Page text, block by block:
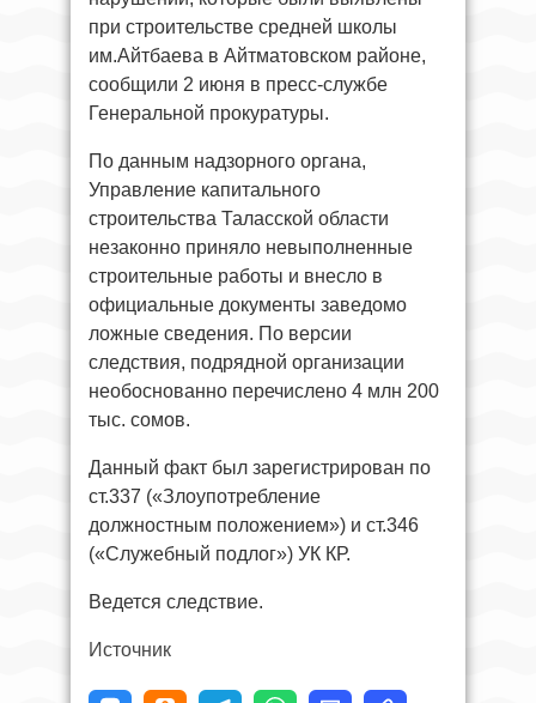
при строительстве средней школы
им.Айтбаева в Айтматовском районе,
сообщили 2 июня в пресс-службе
Генеральной прокуратуры.
По данным надзорного органа,
Управление капитального
строительства Таласской области
незаконно приняло невыполненные
строительные работы и внесло в
официальные документы заведомо
ложные сведения. По версии
следствия, подрядной организации
необоснованно перечислено 4 млн 200
тыс. сомов.
Данный факт был зарегистрирован по
ст.337 («Злоупотребление
должностным положением») и ст.346
(«Служебный подлог») УК КР.
Ведется следствие.
Источник